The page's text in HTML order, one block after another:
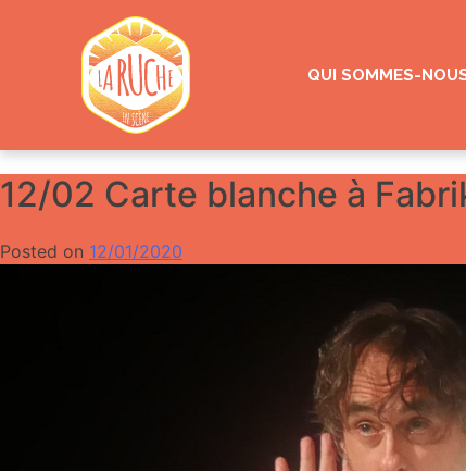
QUI SOMMES-
12/02 Carte blanche à
Posted on 12/01/2020